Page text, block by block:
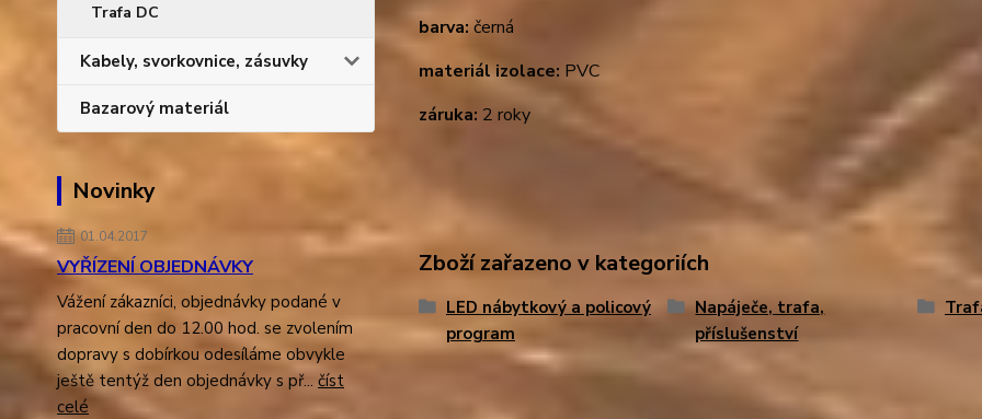
Trafa DC
Kabely, svorkovnice, zásuvky
Bazarový materiál
Novinky
01.04.2017
VYŘÍZENÍ OBJEDNÁVKY
Vážení zákazníci, objednávky podané v
pracovní den do 12.00 hod. se zvolením
dopravy s dobírkou odesíláme obvykle
ještě tentýž den objednávky s př... číst
celé
barva: černá
materiál izolace: PVC
záruka: 2 roky
Zboží zařazeno v kategoriích
LED nábytkový a policový
program
Napáječe, trafa,
příslušenství